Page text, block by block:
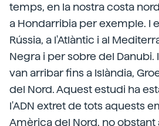
temps, en la nostra costa
a Hondarribia per exemple. I
Rússia, a l'Atlàntic i al
Negra i per sobre del
van arribar fins a Islàndia,
del Nord. Aquest estudi ha
l'ADN extret de tots aquests
Amèrica del Nord, no obstant